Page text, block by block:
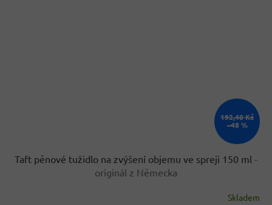
192,40 Kč
–48 %
Taft pěnové tužidlo na zvýšení objemu ve spreji 150 ml -
originál z Německa
Skladem